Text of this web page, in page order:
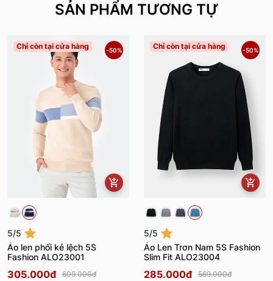
SẢN PHẨM TƯƠNG TỰ
Chỉ còn tại cửa hàng -50%
5/5
Áo len phối kẻ lệch 5S
Fashion ALO23001
305.000đ
609.000đ
Chỉ còn tại cửa hàng -50%
5/5
Áo Len Trơn Nam 5S Fashion
Slim Fit ALO23004
285.000đ
569.000đ